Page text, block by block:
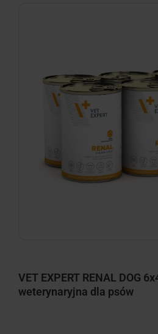
VET EXPERT RENAL DOG
weterynaryjna dla psów